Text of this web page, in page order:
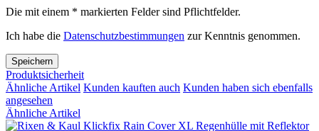
Die mit einem * markierten Felder sind Pflichtfelder.
Ich habe die Datenschutzbestimmungen zur Kenntnis genommen.
Speichern
Produktsicherheit
Ähnliche Artikel Kunden kauften auch Kunden haben sich ebenfalls
angesehen
Ähnliche Artikel